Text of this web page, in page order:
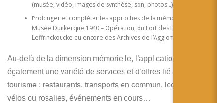
(musée, vidéo, images de synthèse, son, photos…) ;
Prolonger et compléter les approches de la mémoire du
Musée Dunkerque 1940 – Opération, du Fort des Dunes de
Leffrinckoucke ou encore des Archives de l’Agglomération…
Au-delà de la dimension mémorielle, l’application propose
également une variété de services et d’offres lié au
tourisme : restaurants, transports en commun, location de
vélos ou rosalies, événements en cours…